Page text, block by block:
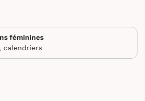
féminines
calendriers